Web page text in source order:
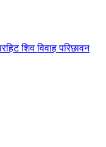
शिव विवाह परिछावन